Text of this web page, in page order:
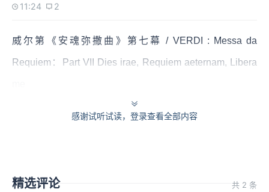
11:24 2
威尔第《安魂弥撒曲》第七幕 / VERDI : Messa da
Requiem：Part VII Dies irae, Requiem aeternam, Libera
感谢试听试读，登录查看全部内容
精选评论 共 2 条